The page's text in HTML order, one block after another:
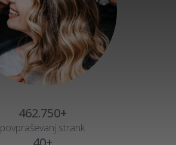
462.750+
povpraševanj strank